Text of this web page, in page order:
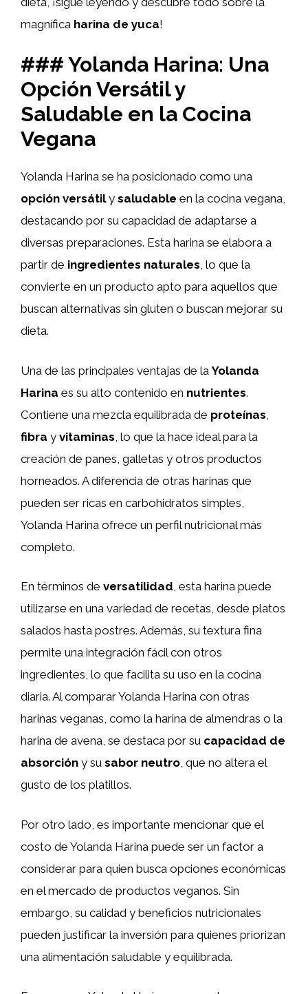
magnífica harina de yuca!
### Yolanda Harina: Una
Opción Versátil y
Saludable en la Cocina
Vegana
Yolanda Harina se ha posicionado como una
opción versátily saludable en la cocina vegana,
destacando por su capacidad de adaptarse a
diversas preparaciones. Esta harina se elabora a
partir de ingredientes naturales, lo que la
convierte en un producto apto para aquellos que
buscan alternativas sin gluten o buscan mejorar su
dieta.
Una de las principales ventajas de laYolanda
Harina es su alto contenido en nutrientes.
Contiene una mezcla equilibrada de proteínas
fibra y vitaminas , lo que la hace ideal para la
creación de panes, galletas y otros productos
horneados. A diferencia de otras harinas que
pueden ser ricas en carbohidratos simples,
Yolanda Harina ofrece un perfil nutricional más
completo.
En términos de versatilidad, esta harina puede
utilizarse en una variedad de recetas, desde platos
salados hasta postres. Además, su textura fina
permite una integración fácil con otros
ingredientes, lo que facilita su uso en la cocina
diaria. Al comparar Yolanda Harina con otras
harinas veganas, como la harina de almendras o la
harina de avena, se destaca por su capacidad de
absorción y su sabor neutro, que no altera el
gusto de los platillos.
Por otro lado, es importante mencionar que el
costo de Yolanda Harina puede ser un factor a
considerar para quien busca opciones económicas
en el mercado de productos veganos. Sin
embargo, su calidad y beneficios nutricionales
pueden justificar la inversión para quienes priorizan
una alimentación saludable y equilibrada.